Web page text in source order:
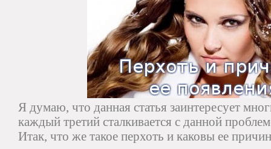
Я думаю, что данная статья заинтересует
каждый третий сталкивается с данной
Итак, что же такое перхоть и каковы ее